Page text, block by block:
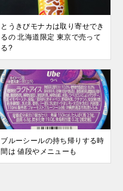
とうきびモナカは取り寄せでき
るの 北海道限定 東京で売って
る?
ブルーシールの持ち帰りする時
間は 値段やメニューも